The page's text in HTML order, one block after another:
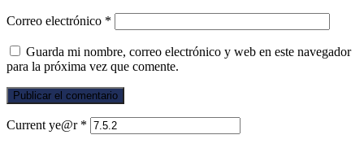
Correo electrónico *
Guarda mi nombre, correo electrónico y web en este navegador
para la próxima vez que comente.
Current ye@r *